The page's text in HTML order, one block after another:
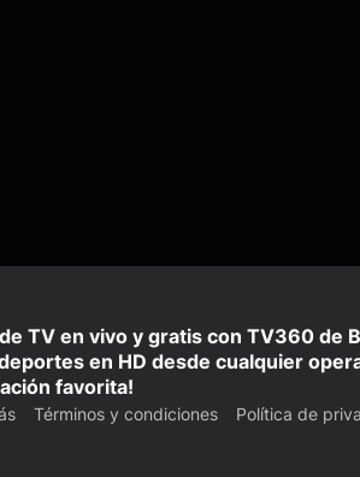
TV en vivo y gratis con TV360 de
en HD desde cualquier
favorita!
Términos y condiciones Política de